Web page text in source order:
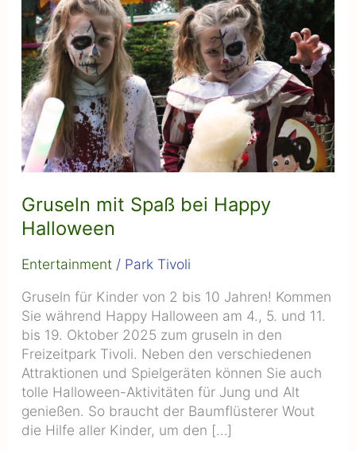
Gruseln mit Spaß bei Happy
Halloween
Entertainment / Park Tivoli
Gruseln für Kinder von 2 bis 10 Jahren! Kommen
Sie während Happy Halloween am 4., 5. und 11.
bis 19. Oktober 2025 zum gruseln in den
Freizeitpark Tivoli. Neben den verschiedenen
Attraktionen und Spielgeräten können Sie auch
tolle Halloween-Aktivitäten für Jung und Alt
genießen. So braucht der Baumflüsterer Wout
die Hilfe aller Kinder, um den […]
Spaß
bei
Happy
Halloween